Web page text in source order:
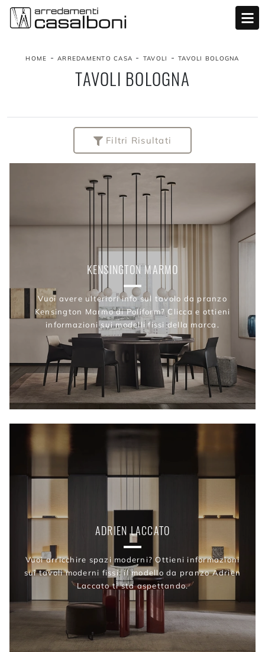
HOME -ARREDAMENTO CASA - TAVOLI -TAVOLI BOLOGNA
TAVOLI BOLOGNA
Filtri Risultati
KENSINGTON MARMO
Vuoi avere ulteriori info sul tavolo da pranzo
Kensington Marmo di Poliform? Clicca e ottieni
informazioni sui modelli fissi della marca.
ADRIEN LACCATO
Vuoi arricchire spazi moderni? Ottieni informazioni
sui tavoli moderni fissi: il modello da pranzo Adrien
Laccato ti sta aspettando.